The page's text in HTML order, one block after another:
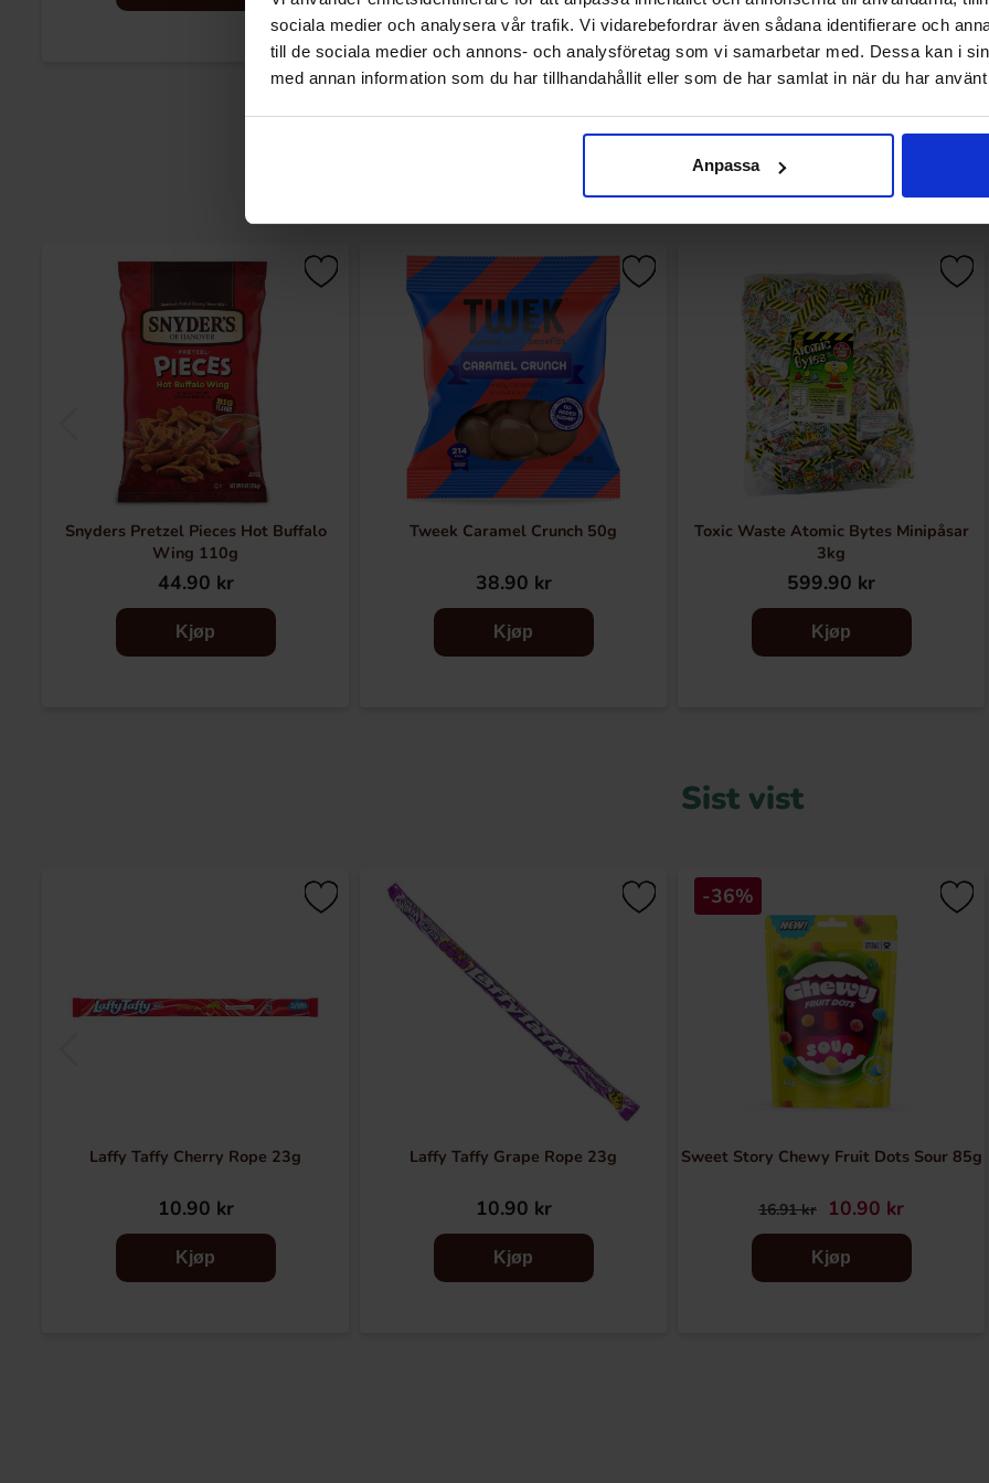
sociala medier och analysera vår trafik. Vi vidarebefordrar även sådana identifierare och
till de sociala medier och annons- och analysföretag som vi samarbetar med. Dessa kan i
med annan information som du har tillhandahållit eller som de har samlat in när du har
Anpassa
Andre kjøpte også
Snyders Pretzel Pieces Hot Buffalo
Wing 110g
44.90 kr
Kjøp
Tweek Caramel Crunch 50g
38.90 kr
Kjøp
Toxic Waste Atomic Bytes Minipåsar
3kg
599.90 kr
Kjøp
Sist vist
Laffy Taffy Cherry Rope 23g
10.90 kr
Kjøp
Laffy Taffy Grape Rope 23g
10.90 kr
Kjøp
-36%
Sweet Story Chewy Fruit Dots Sour 85g
16.91 kr 10.90 kr
Kjøp